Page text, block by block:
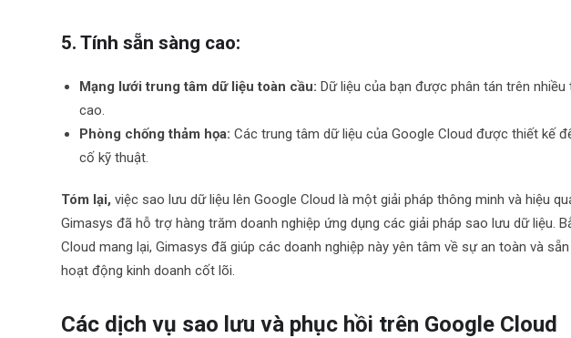
5. Tính sẵn sàng cao:
Mạng lưới trung tâm dữ liệu toàn cầu: Dữ liệu của bạn được phân tán trên
cao.
Phòng chống thảm họa: Các trung tâm dữ liệu của Google Cloud được thiết kế
cố kỹ thuật.
Tóm lại, việc sao lưu dữ liệu lên Google Cloud là một giải pháp thông minh và hiệu
Gimasys đã hỗ trợ hàng trăm doanh nghiệp ứng dụng các giải pháp sao lưu dữ liệu.
Cloud mang lại, Gimasys đã giúp các doanh nghiệp này yên tâm về sự an toàn và
hoạt động kinh doanh cốt lõi.
Các dịch vụ sao lưu và phục hồi trên Google Cloud